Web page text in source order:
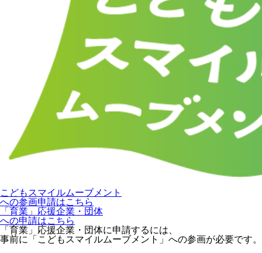
こどもスマイルムーブメント
への参画申請はこちら
「育業」応援企業・団体
への申請はこちら
「育業」応援企業・団体に申請するには、
事前に「こどもスマイルムーブメント」への参画が必要です。